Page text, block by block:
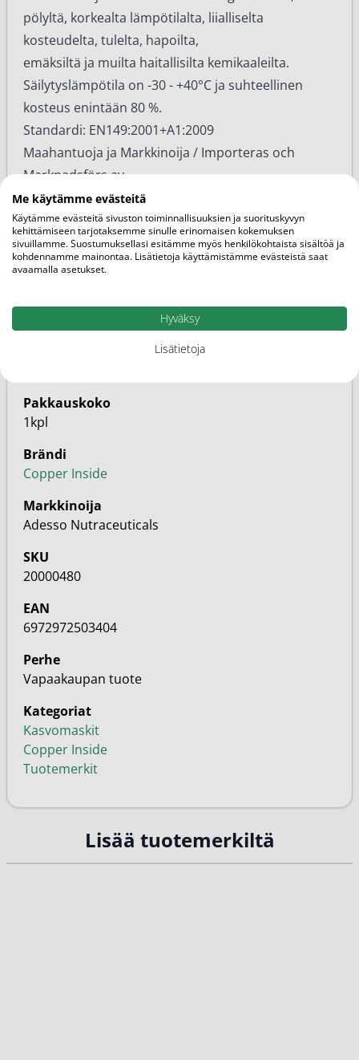
pölyltä, korkealta lämpötilalta, liialliselta
kosteudelta, tulelta, hapoilta,
emäksiltä ja muilta haitallisilta kemikaaleilta.
Säilytyslämpötila on -30 - +40°C ja suhteellinen
kosteus enintään 80 %.
Standardi: EN149:2001+A1:2009
Maahantuoja ja Markkinoija / Importeras och
Marknadsförs av
Immitec Sverige Ab, Tegelhagen 2 LT3, 02780
ESPOO
Lisätietoja
Pakkauskoko
1kpl
Brändi
Copper Inside
Markkinoija
Adesso Nutraceuticals
SKU
20000480
EAN
6972972503404
Perhe
Vapaakaupan tuote
Kategoriat
Kasvomaskit
Copper Inside
Tuotemerkit
Lisää tuotemerkiltä
Me käytämme evästeitä
Käytämme evästeitä sivuston toiminnallisuuksien ja suorituskyvyn
kehittämiseen tarjotaksemme sinulle erinomaisen kokemuksen
sivuillamme. Suostumuksellasi esitämme myös henkilökohtaista sisältöä ja
kohdennamme mainontaa. Lisätietoja käyttämistämme evästeistä saat
avaamalla asetukset.
Hyväksy
Lisätietoja